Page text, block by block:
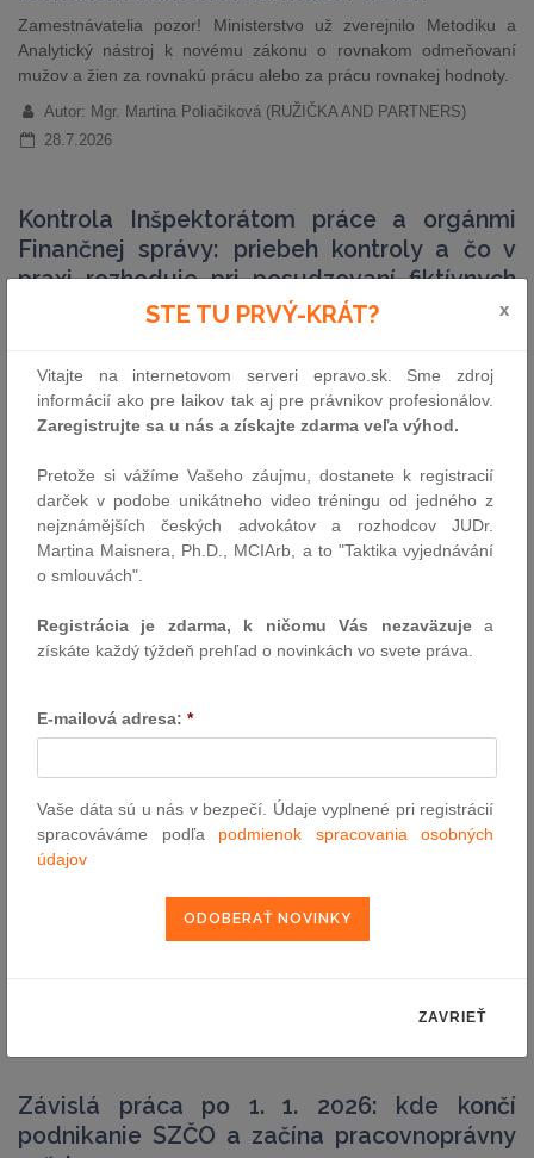
Zamestnávatelia pozor! Ministerstvo už zverejnilo Metodiku a
Analytický nástroj k novému zákonu o rovnakom odmeňovaní
mužov a žien za rovnakú prácu alebo za prácu rovnakej hodnoty.
Autor: Mgr. Martina Poliačiková (RUŽIČKA AND PARTNERS)
28.7.2026
Kontrola Inšpektorátom práce a orgánmi
Finančnej správy: priebeh kontroly a čo v
praxi rozhoduje pri posudzovaní fiktívnych
ako sa pripraviť a čo rozhoduje pri obhajobe. Praktický návod pre
zamestnávateľov.
Autor: Mgr. Petra Keprtová (Hronček & Partners)
Katolícke združenie nemôže prepustiť
zamestnankyňu len z dôvodu, že vystúpila z
Takéto prepustenie okrem iného predpokladá, že vzhľadom na
povahu vykonávaných činností je požiadavka nevystúpiť z tejto
Autor: TS CURIA
Rada pokročila v aktualizácii rámca EÚ pre
Rada sa dohodla na rokovacej pozícii k preskúmaniu rámca EÚ
Závislá práca po 1. 1. 2026: kde končí
podnikanie SZČO a začína pracovnoprávny
STE TU PRVÝ-KRÁT? x
Vitajte na internetovom serveri epravo.sk. Sme zdroj
informácií ako pre laikov tak aj pre právnikov profesionálov.
Zaregistrujte sa u nás a získajte zdarma veľa výhod.
Pretože si vážíme Vašeho záujmu, dostanete k registracií
darček v podobe unikátneho video tréningu od jedného z
nejznámějších českých advokátov a rozhodcov JUDr.
Martina Maisnera, Ph.D., MCIArb, a to "Taktika vyjednávání
o smlouvách".
Registrácia je zdarma, k ničomu Vás nezaväzujea
získáte každý týždeň prehľad o novinkách vo svete práva.
E-mailová adresa: *
Vaše dáta sú u nás v bezpečí. Údaje vyplnené pri registrácií
spracováváme podľa podmienok spracovania osobných
údajov
ZAVRIEŤ